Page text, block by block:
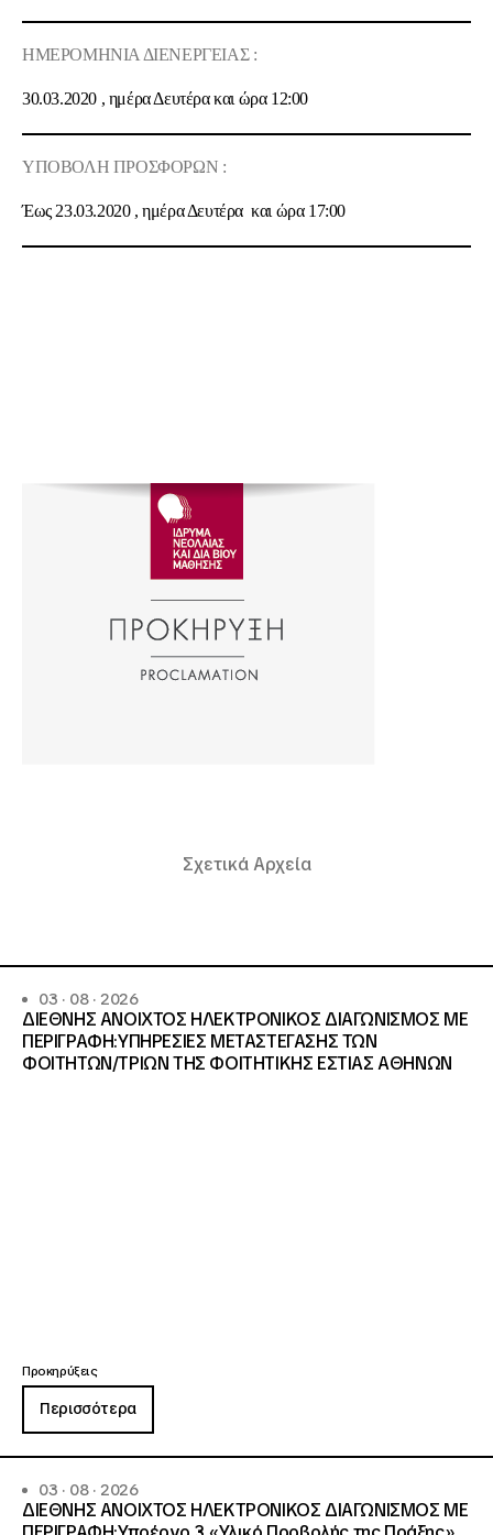
ΗΜΕΡΟΜΗΝΙΑ ΔΙΕΝΕΡΓΕΙΑΣ :
30.03.2020 , ημέρα Δευτέρα και ώρα 12:00
ΥΠΟΒΟΛΗ ΠΡΟΣΦΟΡΩΝ :
Έως 23.03.2020 , ημέρα Δευτέρα και ώρα 17:00
Σχετικά Αρχεία
03 · 08 · 2026
ΔΙΕΘΝΗΣ ΑΝΟΙΧΤΟΣ ΗΛΕΚΤΡΟΝΙΚΟΣ ΔΙΑΓΩΝΙΣΜΟΣ ΜΕ
ΠΕΡΙΓΡΑΦΗ:ΥΠΗΡΕΣΙΕΣ METAΣΤΕΓΑΣΗΣ ΤΩΝ
ΦΟΙΤΗΤΩΝ/ΤΡΙΩΝ ΤΗΣ ΦΟΙΤΗΤΙΚΗΣ ΕΣΤΙΑΣ ΑΘΗΝΩΝ
Προκηρύξεις
Περισσότερα
03 · 08 · 2026
ΔΙΕΘΝΗΣ ΑΝΟΙΧΤΟΣ ΗΛΕΚΤΡΟΝΙΚΟΣ ΔΙΑΓΩΝΙΣΜΟΣ ΜΕ